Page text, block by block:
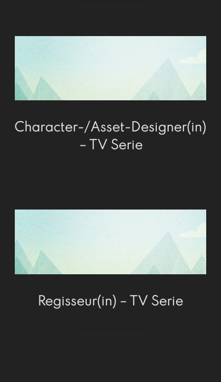
Character-/Asset-Designer(in)
– TV Serie
Regisseur(in) – TV Serie